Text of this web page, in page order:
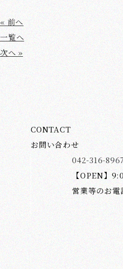
« 前へ
一覧へ
次へ »
CONTACT
お問い合わせ
042-316-8967
【OPEN】
営業等のお電